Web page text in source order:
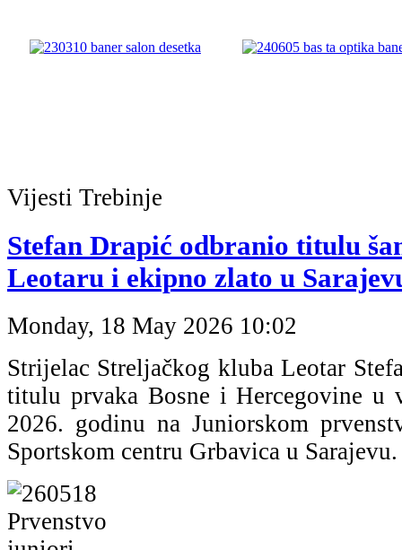
Vijesti Trebinje
Stefan Drapić odbranio titulu
Leotaru i ekipno zlato u
Monday, 18 May 2026 10:02
Strijelac Streljačkog kluba Leotar
titulu prvaka Bosne i Hercegovine u
2026. godinu na Juniorskom
Sportskom centru Grbavica u Sarajevu.